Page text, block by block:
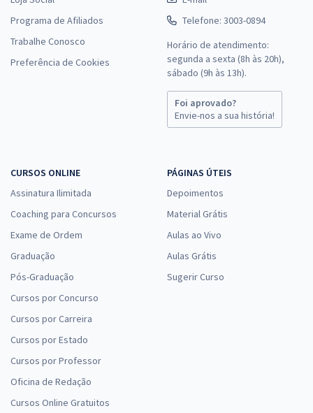
Programa de Afiliados
Trabalhe Conosco
Preferência de Cookies
Telefone: 3003-0894
Horário de atendimento:
segunda a sexta (8h às 20h),
sábado (9h às 13h).
Foi aprovado?
Envie-nos a sua história!
CURSOS ONLINE
Assinatura Ilimitada
Coaching para Concursos
Exame de Ordem
Graduação
Pós-Graduação
Cursos por Concurso
Cursos por Carreira
Cursos por Estado
Cursos por Professor
Oficina de Redação
Cursos Online Gratuitos
PÁGINAS ÚTEIS
Depoimentos
Material Grátis
Aulas ao Vivo
Aulas Grátis
Sugerir Curso